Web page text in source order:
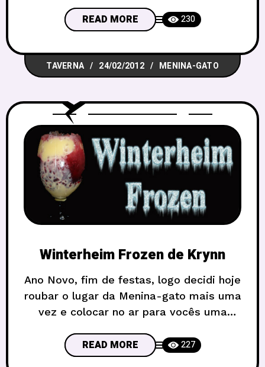
dos deuses. A receita, ela compartilha
aqui, com todos vocês. Espero que
gostem. No nosso grupo de D&D, todo
mundo aprovou com louvor. Miau!
READ MORE 230
TAVERNA 24/02/2012 MENINA-GATO
Winterheim Frozen de Krynn
Ano Novo, fim de festas, logo decidi hoje
roubar o lugar da Menina-gato mais uma
vez e colocar no ar para vocês uma
muito agora no fim de ano passado, nos
encontros de anime em que o D30RPG
READ MORE 227